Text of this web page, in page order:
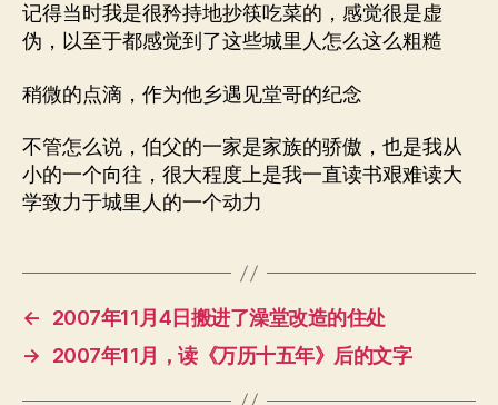
记得当时我是很矜持地抄筷吃菜的，感觉很是虚
伪，以至于都感觉到了这些城里人怎么这么粗糙
稍微的点滴，作为他乡遇见堂哥的纪念
不管怎么说，伯父的一家是家族的骄傲，也是我从
小的一个向往，很大程度上是我一直读书艰难读大
学致力于城里人的一个动力
←
2007年11月4日搬进了澡堂改造的住处
→
2007年11月，读《万历十五年》后的文字